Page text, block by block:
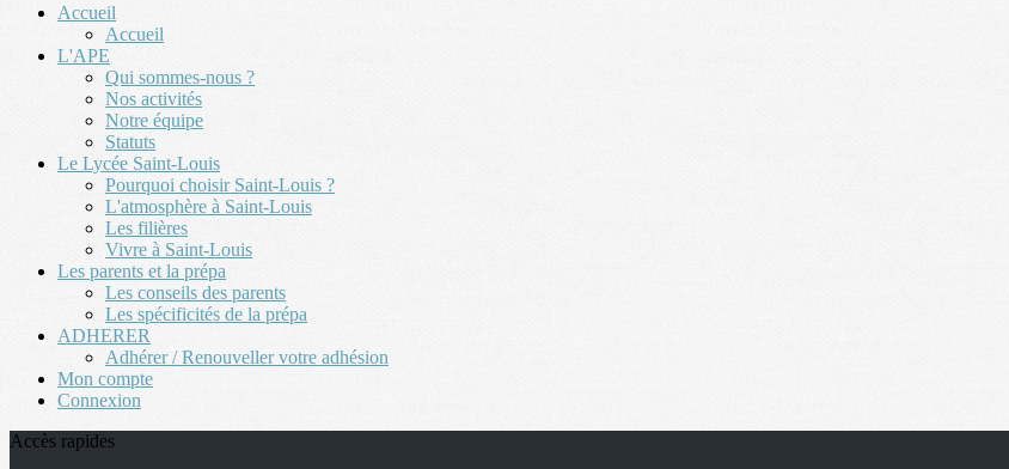
Accueil
Accueil
L'APE
Qui sommes-nous ?
Nos activités
Notre équipe
Statuts
Le Lycée Saint-Louis
Pourquoi choisir Saint-Louis ?
L'atmosphère à Saint-Louis
Les filières
Vivre à Saint-Louis
Les parents et la prépa
Les conseils des parents
Les spécificités de la prépa
ADHERER
Adhérer / Renouveller votre adhésion
Mon compte
Connexion
Accès rapides